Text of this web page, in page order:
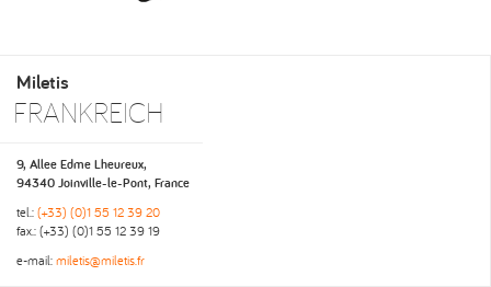
Miletis
FRANKREICH
9, Allee Edme Lheureux,
94340 Joinville-le-Pont, France
tel.: (+33) (0)1 55 12 39 20
fax.: (+33) (0)1 55 12 39 19
e-mail: miletis@miletis.fr